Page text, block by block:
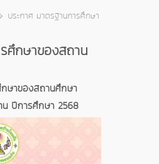
ประกาศ มาตรฐานการศึกษา
ศึกษาของสถาน
กษาของสถานศึกษา
น ปีการศึกษา 2568